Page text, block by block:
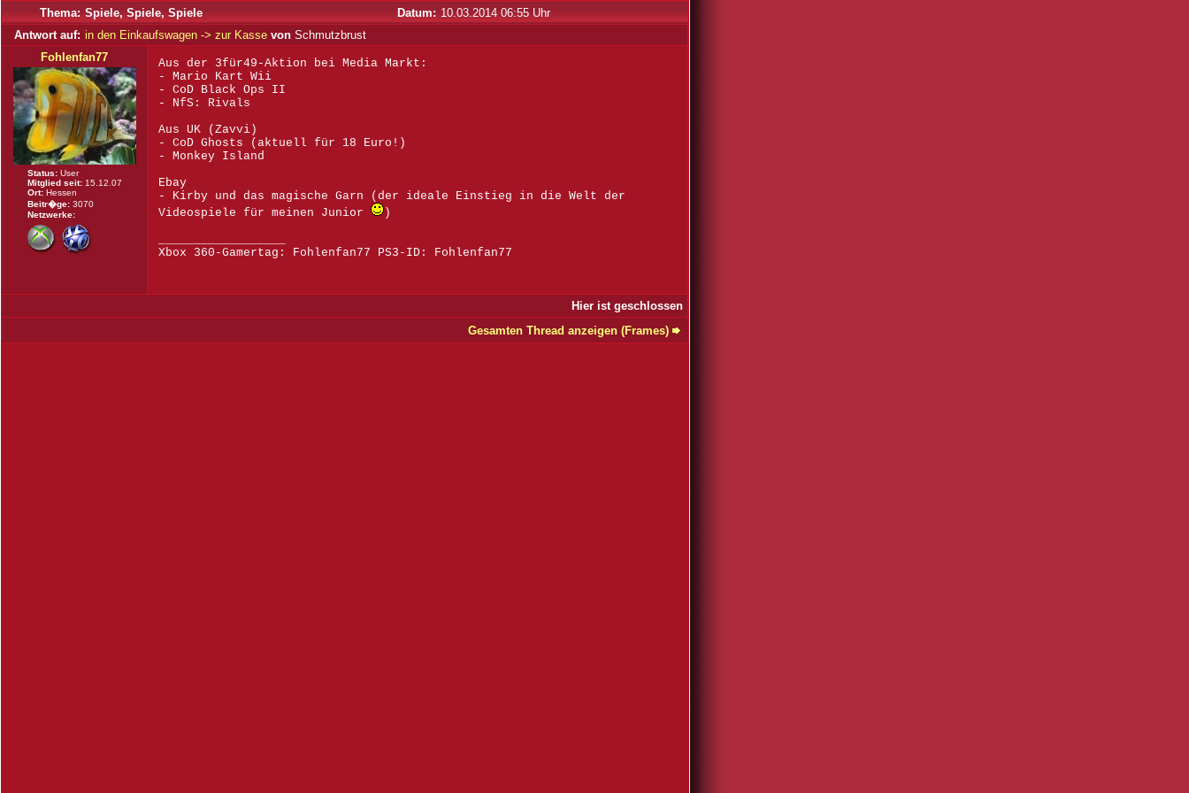
Thema: Spiele, Spiele, Spiele Datum: 10.03.2014 06:55 Uhr
Antwort auf: in den Einkaufswagen -> zur Kasse von Schmutzbrust
Fohlenfan77
Status: User
Mitglied seit: 15.12.07
Ort: Hessen
Beitr�ge: 3070
Netzwerke:
Aus der 3für49-Aktion bei Media Markt:
- Mario Kart Wii
- CoD Black Ops II
- NfS: Rivals
Aus UK (Zavvi)
- CoD Ghosts (aktuell für 18 Euro!)
- Monkey Island
Ebay
- Kirby und das magische Garn (der ideale Einstieg in die Welt der
Videospiele für meinen Junior
)
Xbox 360-Gamertag: Fohlenfan77 PS3-ID: Fohlenfan77
Hier ist geschlossen
Gesamten Thread anzeigen (Frames)